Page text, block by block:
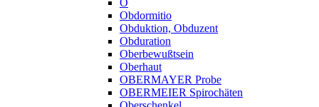
O
Obdormitio
Obduktion, Obduzent
Obduration
Oberbewußtsein
Oberhaut
OBERMAYER Probe
OBERMEIER Spirochäten